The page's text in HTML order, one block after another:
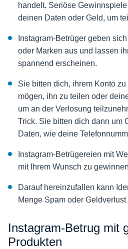
handelt. Seriöse
deinen Daten oder Geld, um
Instagram-Betrüger geben
oder Marken aus und lassen
spannend erscheinen.
Sie bitten dich, ihrem Konto
mögen, ihn zu teilen oder
um an der Verlosung
Trick. Sie bitten dich dann um
Daten, wie deine
Instagram-Betrügereien mit
mit Ihrem Wunsch zu
Darauf hereinzufallen kann
Menge Spam oder Geldverlust
Instagram-Betrug mit
Produkten